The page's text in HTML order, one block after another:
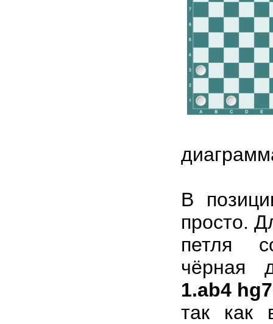
В
просто.
петля
чёрная
1.ab4
так как